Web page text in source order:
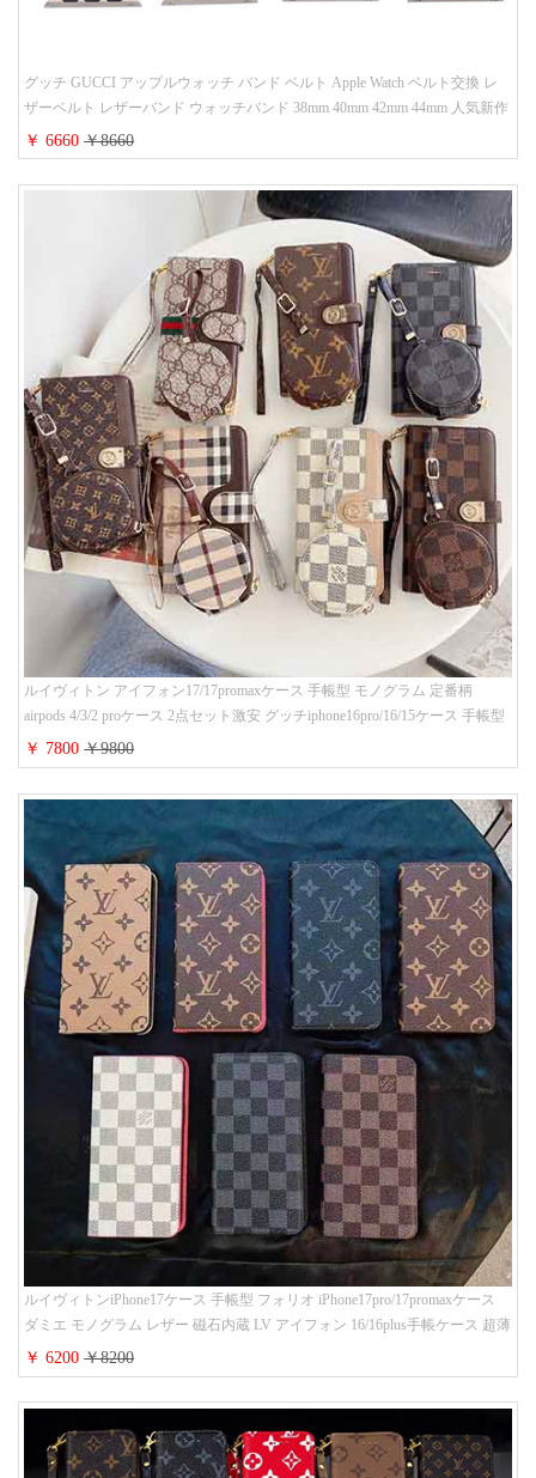
グッチ GUCCI アップルウォッチ バンド ベルト Apple Watch ベルト交換 レ
ザーベルト レザーバンド ウォッチバンド 38mm 40mm 42mm 44mm 人気新作
￥ 6660￥8660
ルイヴィトン アイフォン17/17promaxケース 手帳型 モノグラム 定番柄
airpods 4/3/2 proケース 2点セット激安 グッチiphone16pro/16/15ケース 手帳型
財布カード入り 多機能 ハイ ブランド Galaxy S25/S24/S23手帳カバー おすす
め
￥ 7800￥9800
ルイヴィトンiPhone17ケース 手帳型 フォリオ iPhone17pro/17promaxケース
ダミエ モノグラム レザー 磁石内蔵 LV アイフォン 16/16plus手帳ケース 超薄
ビジネス風 メンズ レディース おしゃれ ブランドiphone15/14/13手帳型スマ
ホケース お 揃い
￥ 6200￥8200